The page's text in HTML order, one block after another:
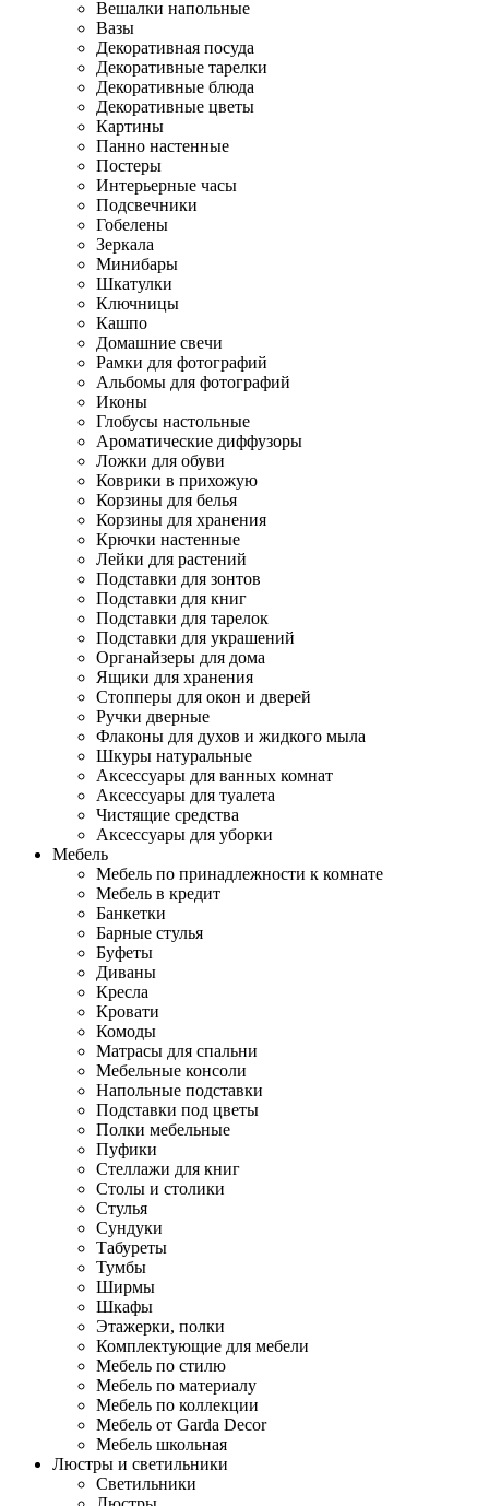
Вешалки напольные
Вазы
Декоративная посуда
Декоративные тарелки
Декоративные блюда
Декоративные цветы
Картины
Панно настенные
Постеры
Интерьерные часы
Подсвечники
Гобелены
Зеркала
Минибары
Шкатулки
Ключницы
Кашпо
Домашние свечи
Рамки для фотографий
Альбомы для фотографий
Иконы
Глобусы настольные
Ароматические диффузоры
Ложки для обуви
Коврики в прихожую
Корзины для белья
Корзины для хранения
Крючки настенные
Лейки для растений
Подставки для зонтов
Подставки для книг
Подставки для тарелок
Подставки для украшений
Органайзеры для дома
Ящики для хранения
Стопперы для окон и дверей
Ручки дверные
Флаконы для духов и жидкого мыла
Шкуры натуральные
Аксессуары для ванных комнат
Аксессуары для туалета
Чистящие средства
Аксессуары для уборки
Мебель
Мебель по принадлежности к комнате
Мебель в кредит
Банкетки
Барные стулья
Буфеты
Диваны
Кресла
Кровати
Комоды
Матрасы для спальни
Мебельные консоли
Напольные подставки
Подставки под цветы
Полки мебельные
Пуфики
Стеллажи для книг
Столы и столики
Стулья
Сундуки
Табуреты
Тумбы
Ширмы
Шкафы
Этажерки, полки
Комплектующие для мебели
Мебель по стилю
Мебель по материалу
Мебель по коллекции
Мебель от Garda Decor
Мебель школьная
Люстры и светильники
Светильники